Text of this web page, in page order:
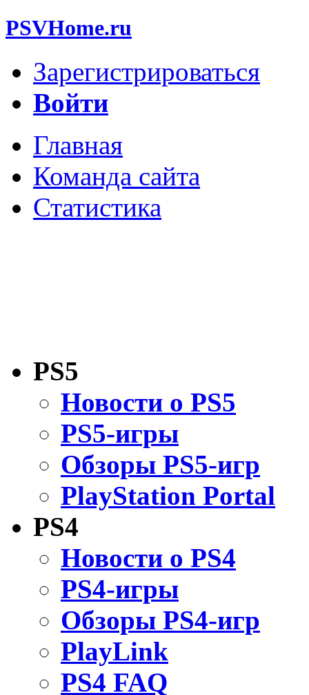
PSVHome.ru
Зарегистрироваться
Войти
Главная
Команда сайта
Статистика
PS5
Новости о PS5
PS5-игры
Обзоры PS5-игр
PlayStation Portal
PS4
Новости о PS4
PS4-игры
Обзоры PS4-игр
PlayLink
PS4 FAQ